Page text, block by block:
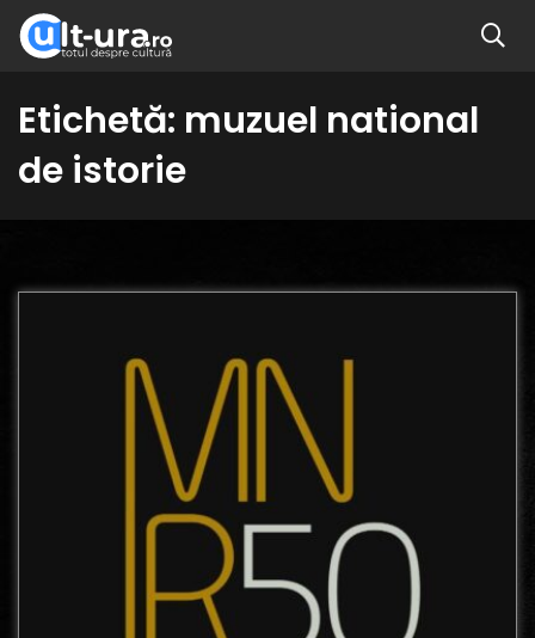
Etichetă: muzuel national
de istorie